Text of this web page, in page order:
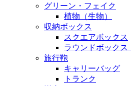
グリーン・フェイク
植物（生物）
収納ボックス
スクエアボックス
ラウンドボックス
旅行鞄
キャリーバッグ
トランク